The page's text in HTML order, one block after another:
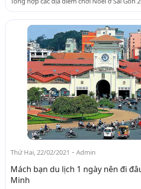
Thứ Hai, 22/02/2021 - Admin
Mách bạn du lịch 1 ngày nên đi
Minh